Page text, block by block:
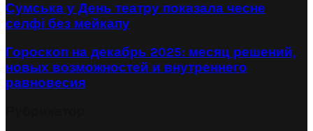
Сумська у День театру показала чесне
селфі без мейкапу
Гороскоп на декабрь 2025: месяц решений,
новых возможностей и внутреннего
равновесия